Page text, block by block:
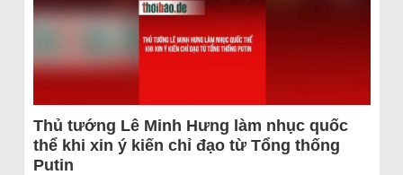
Thủ tướng Lê Minh Hưng làm nhục quốc
thể khi xin ý kiến chỉ đạo từ Tổng thống
Putin